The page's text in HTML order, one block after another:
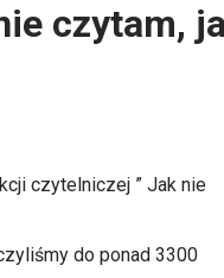
czytam,
czytelniczej ” Jak nie
do ponad 3300